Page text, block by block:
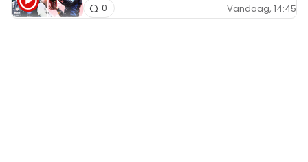
Vandaag, 14:45
0